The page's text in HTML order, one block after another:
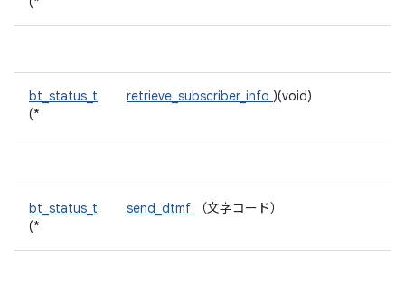
bt_status_t
(*
retrieve_subscriber_info )(void)
bt_status_t
(*
send_dtmf （文字コード）